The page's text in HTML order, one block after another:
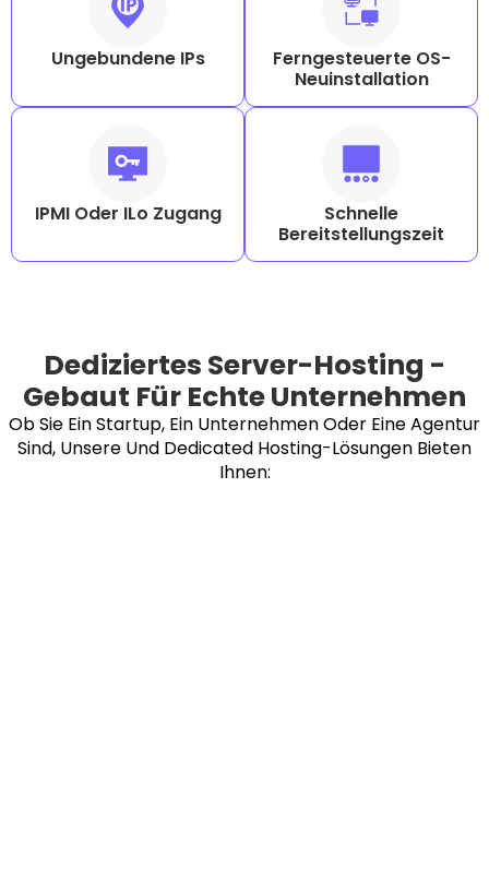
Ungebundene IPs
Ferngesteuerte OS-
Neuinstallation
IPMI Oder ILo Zugang
Schnelle
Bereitstellungszeit
Dediziertes Server-Hosting -
Gebaut Für Echte Unternehmen
Ob Sie Ein Startup, Ein Unternehmen Oder Eine Agentur
Sind, Unsere Und Dedicated Hosting-Lösungen Bieten
Ihnen: